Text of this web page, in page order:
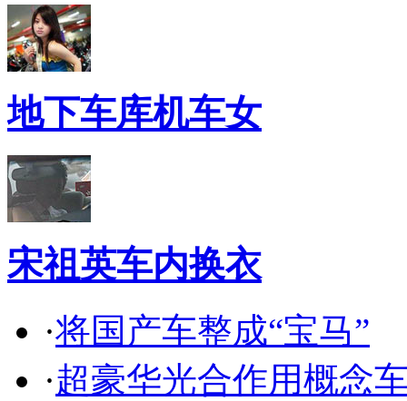
地下车库机车女
宋祖英车内换衣
·将国产车整成“宝马”
·超豪华光合作用概念